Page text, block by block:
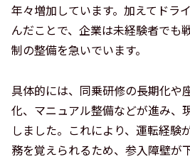
年々増加しています。加えてドラ
んだことで、企業は未経験者でも
制の整備を急いでいます。
具体的には、同乗研修の長期化や
化、マニュアル整備などが進み、
しました。これにより、運転経験
務を覚えられるため、参入障壁が